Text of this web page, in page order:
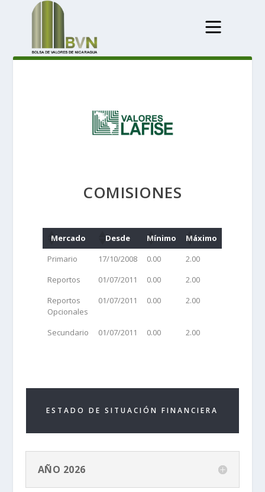
COMISIONES
Mercado Desde Mínimo
Máximo
Primario
17/10/2008 0.00
2.00
Reportos
01/07/2011 0.00
2.00
Reportos
Opcionales
01/07/2011 0.00 2.00
Secundario 01/07/2011 0.00 2.00
ESTADO DE SITUACIÓN FINANCIERA
AÑO 2026